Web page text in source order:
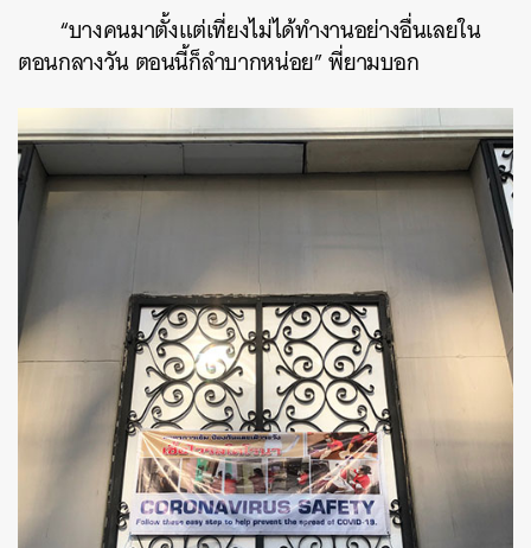
“บางคนมาตั้งแต่เที่ยงไม่ได้ทำงานอย่างอื่นเลยใน
ตอนกลางวัน ตอนนี้ก็ลำบากหน่อย” พี่ยามบอก